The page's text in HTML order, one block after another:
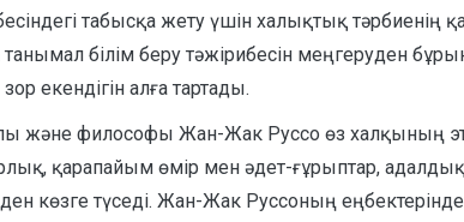
табысқа жету үшін халықтық тәрбиенің
танымал білім беру тәжірибесін меңгеруден
екендігін алға тартады.
және философы Жан-Жак Руссо өз халқының
қарапайым өмір мен әдет-ғұрыптар,
көзге түседі. Жан-Жак Руссоның